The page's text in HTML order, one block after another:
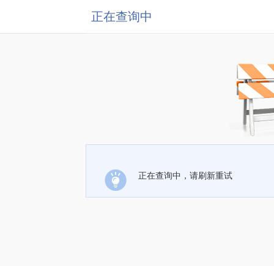
正在查询中
正在查询中，请刷新重试